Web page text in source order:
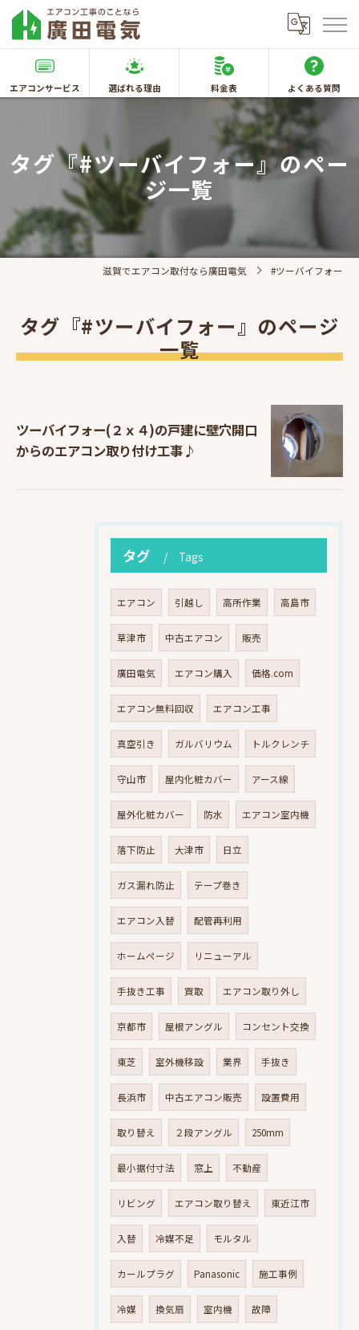
エアコンサービス 選ばれる理由 料金表 よくある質問
タグ『#ツーバイフォー』のペー
ジ一覧
滋賀でエアコン取付なら廣田電気 #ツーバイフォー
タグ『#ツーバイフォー』のページ
一覧
ツーバイフォー(２ｘ４)の戸建に壁穴開口
からのエアコン取り付け工事♪
タグ Tags
エアコン 引越し 高所作業 高島市
草津市 中古エアコン 販売
廣田電気 エアコン購入 価格.com
エアコン無料回収 エアコン工事
真空引き ガルバリウム トルクレンチ
守山市 屋内化粧カバー アース線
屋外化粧カバー 防水 エアコン室内機
落下防止 大津市 日立
ガス漏れ防止 テープ巻き
エアコン入替 配管再利用
ホームページ リニューアル
手抜き工事 買取 エアコン取り外し
京都市 屋根アングル コンセント交換
東芝 室外機移設 業界 手抜き
長浜市 中古エアコン販売 設置費用
取り替え ２段アングル 250mm
最小据付寸法 窓上 不動産
リビング エアコン取り替え 東近江市
入替 冷媒不足 モルタル
カールプラグ Panasonic 施工事例
冷媒 換気扇 室内機 故障